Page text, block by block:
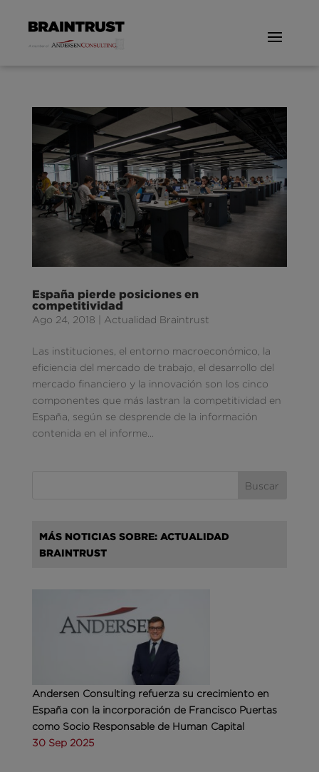
España pierde posiciones en
competitividad
Ago 24, 2018 Actualidad Braintrust
Las instituciones, el entorno macroeconómico, la
eficiencia del mercado de trabajo, el desarrollo del
mercado financiero y la innovación son los cinco
componentes que más lastran la competitividad en
España, según se desprende de la información
contenida en el informe...
MÁS NOTICIAS SOBRE: ACTUALIDAD
BRAINTRUST
Andersen Consulting refuerza su crecimiento en
España con la incorporación de Francisco Puertas
como Socio Responsable de Human Capital
30 Sep 2025